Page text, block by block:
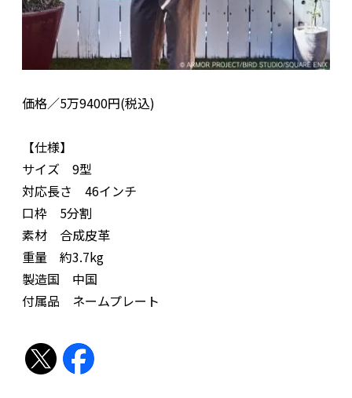
価格／5万9400円(税込)
【仕様】
サイズ 9型
対応長さ 46インチ
口枠 5分割
素材 合成皮革
重量 約3.7kg
製造国 中国
付属品 ネームプレート